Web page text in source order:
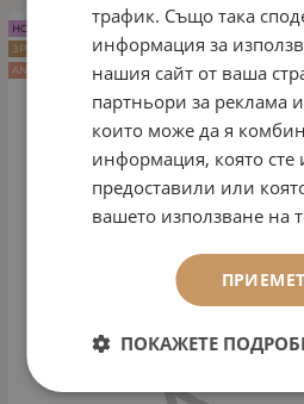
НОВО
ЗРЯЛА КОЖА
ANTI AGE
трафик. Също така
информация за
нашия сайт от ваша
партньори за реклама
които може да я
информация, която сте
предоставили или
вашето използване на
ПОКАЖЕТЕ